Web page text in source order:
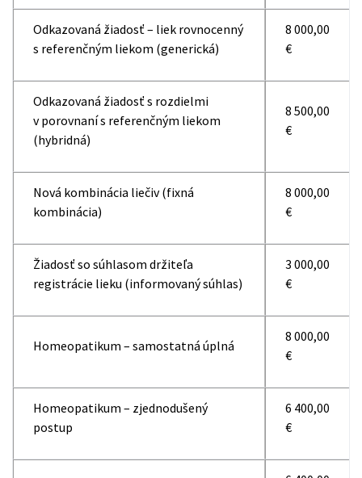
Odkazovaná žiadosť – liek rovnocenný
s referenčným liekom (generická)
8 000,00
€
Odkazovaná žiadosť s rozdielmi
v porovnaní s referenčným liekom
(hybridná)
8 500,00
€
Nová kombinácia liečiv (fixná
kombinácia)
8 000,00
€
Žiadosť so súhlasom držiteľa
registrácie lieku (informovaný súhlas)
3 000,00
€
Homeopatikum – samostatná úplná
8 000,00
€
Homeopatikum – zjednodušený
postup
6 400,00
€